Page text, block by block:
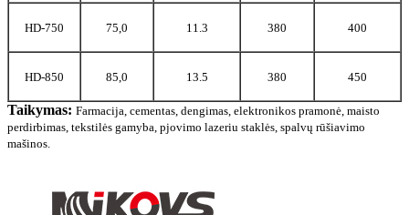
HD-750 75,0 11.3 380 400
HD-850 85,0 13.5 380 450
Taikymas: Farmacija, cementas, dengimas, elektronikos pramonė, maisto
perdirbimas, tekstilės gamyba, pjovimo lazeriu staklės, spalvų rūšiavimo
mašinos.